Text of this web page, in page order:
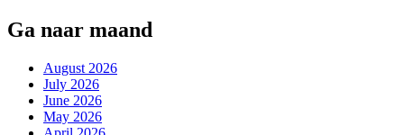
Ga naar maand
August 2026
July 2026
June 2026
May 2026